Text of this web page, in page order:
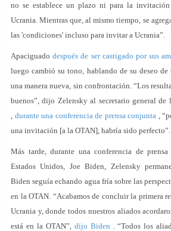
no se establece un plazo ni para la
Ucrania. Mientras que, al mismo tiempo, se
las 'condiciones' incluso para invitar a Ucrania”.
Apaciguadodespués de ser castigado por sus
luego cambió su tono, hablando de su deseo
una manera nueva, sin confrontación. “Los
buenos”, dijo Zelensky al secretario general de
, durante una conferencia de prensa conjunta ,
una invitación [a la OTAN], habría sido perfecto”.
Más tarde, durante una conferencia de
Estados Unidos, Joe Biden, Zelensky
Biden seguía echando agua fría sobre las
en la OTAN. “Acabamos de concluir la primera
Ucrania y, donde todos nuestros aliados
está en la OTAN”, dijo Biden . “Todos los